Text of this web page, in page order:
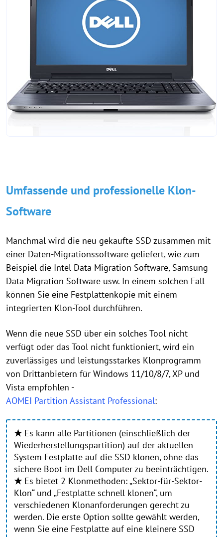
Umfassende und professionelle Klon-
Software
Manchmal wird die neu gekaufte SSD zusammen mit
einer Daten-Migrationssoftware geliefert, wie zum
Beispiel die Intel Data Migration Software, Samsung
Data Migration Software usw. In einem solchen Fall
können Sie eine Festplattenkopie mit einem
integrierten Klon-Tool durchführen.
Wenn die neue SSD über ein solches Tool nicht
verfügt oder das Tool nicht funktioniert, wird ein
zuverlässiges und leistungsstarkes Klonprogramm
von Drittanbietern für Windows 11/10/8/7, XP und
Vista empfohlen -
AOMEI Partition Assistant Professional:
★ Es kann alle Partitionen (einschließlich der
Wiederherstellungspartition) auf der aktuellen
System Festplatte auf die SSD klonen, ohne das
sichere Boot im Dell Computer zu beeinträchtigen.
★ Es bietet 2 Klonmethoden: „Sektor-für-Sektor-
Klon“ und „Festplatte schnell klonen“, um
verschiedenen Klonanforderungen gerecht zu
werden. Die erste Option sollte gewählt werden,
wenn Sie eine Festplatte auf eine kleinere SSD